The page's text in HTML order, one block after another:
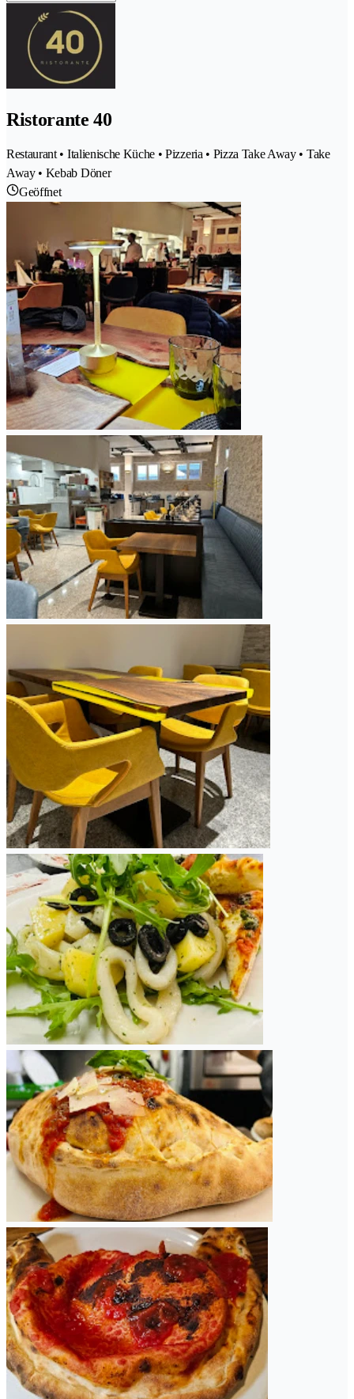
Ristorante 40
Restaurant • Italienische Küche • Pizzeria • Pizza Take Away • Take
Away • Kebab Döner
Geöffnet